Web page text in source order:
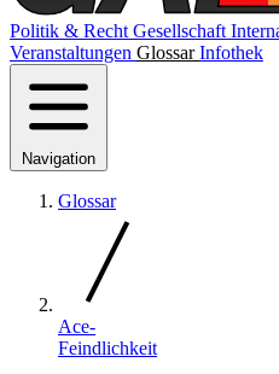
Politik & Recht Gesellschaft
Veranstaltungen GlossarInfothek
Navigation
Glossar
Ace-
Feindlichkeit